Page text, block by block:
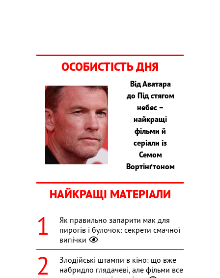
ОСОБИСТІСТЬ ДНЯ
Від Аватара
до Під стягом
небес –
найкращі
фільми й
серіали із
Семом
Вортінґтоном
НАЙКРАЩІ МАТЕРІАЛИ
Як правильно запарити мак для
пирогів і булочок: секрети смачної
випічки
Злодійські штампи в кіно: що вже
набридло глядачеві, але фільми все